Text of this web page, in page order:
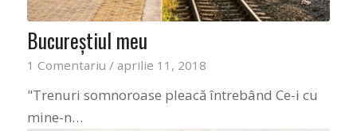
Bucureștiul meu
1 Comentariu / aprilie 11, 2018
"Trenuri somnoroase pleacă întrebând Ce-i cu
mine-n…